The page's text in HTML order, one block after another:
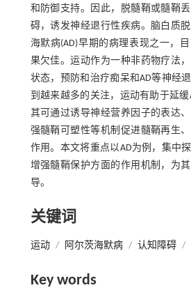
和防御支持。因此，脱髓鞘或髓鞘
碍，诱发神经退行性疾病。脑白质
海默病(AD)早期的病理表现之一，
果欠佳。运动作为一种非药物疗法
状态，预防和治疗痴呆和AD等神经
到越来越多的关注，运动有助于延缓
其可通过诱导神经营养因子的表达
强髓鞘可塑性等机制促进髓鞘再生
作用。本文将重点以AD为例，集中
增强髓鞘保护方面的作用机制，为
导。
关键词
运动 / 阿尔茨海默病 / 认知障碍 /
Key words